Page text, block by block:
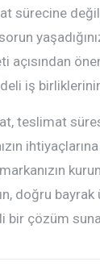
sürecine
iş birliklerinin
teslimat
ihtiyaçlarına
doğru
bir çözüm